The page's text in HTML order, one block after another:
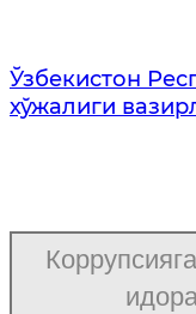
Ўзбекистон
хўжалиги